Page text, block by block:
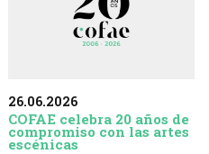
26.06.2026
COFAE celebra 20 años de
compromiso con las artes
escénicas